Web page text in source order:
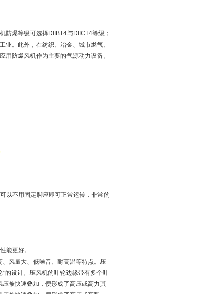
防爆等级可选择DIIBT4与DIICT4等级；
业。此外，在纺织、冶金、城市燃气、
用防爆风机作为主要的气源动力设备。
以不用固定脚座即可正常运转，非常的
能更好。
风量大、低噪音、耐高温等特点。压
的设计。压风机的叶轮边缘带有多个叶
被快速叠加，便形成了高压或高力其